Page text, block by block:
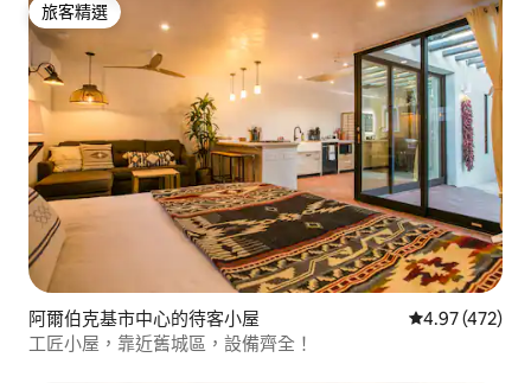
旅客精選
旅客精選
阿爾伯克基市中心的待客小屋 從 472 則評價
4.97 (472)
工匠小屋，靠近舊城區，設備齊全！